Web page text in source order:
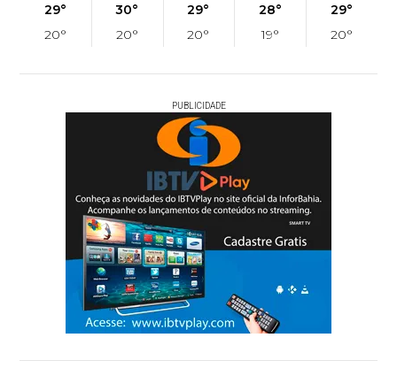
29°
20°
30°
20°
29°
20°
28°
19°
29°
20°
PUBLICIDADE